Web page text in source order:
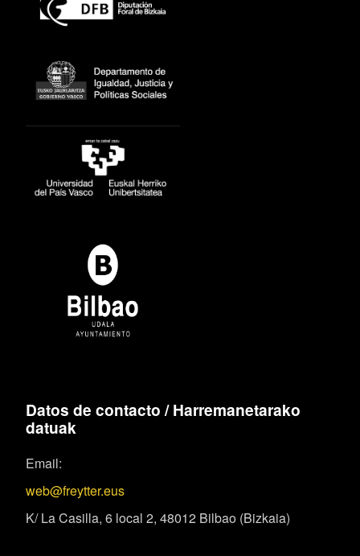
Datos de contacto / Harremanetarako
datuak
Email:
web@freytter.eus
K/ La Casilla, 6 local 2, 48012 Bilbao (Bizkaia)